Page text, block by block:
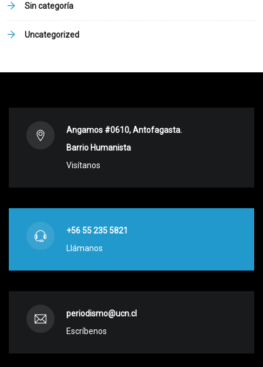
Sin categoría
Uncategorized
Angamos #0610, Antofagasta.
Barrio Humanista
Visítanos
+56 55 235 5821
Llámanos
periodismo@ucn.cl
Escríbenos